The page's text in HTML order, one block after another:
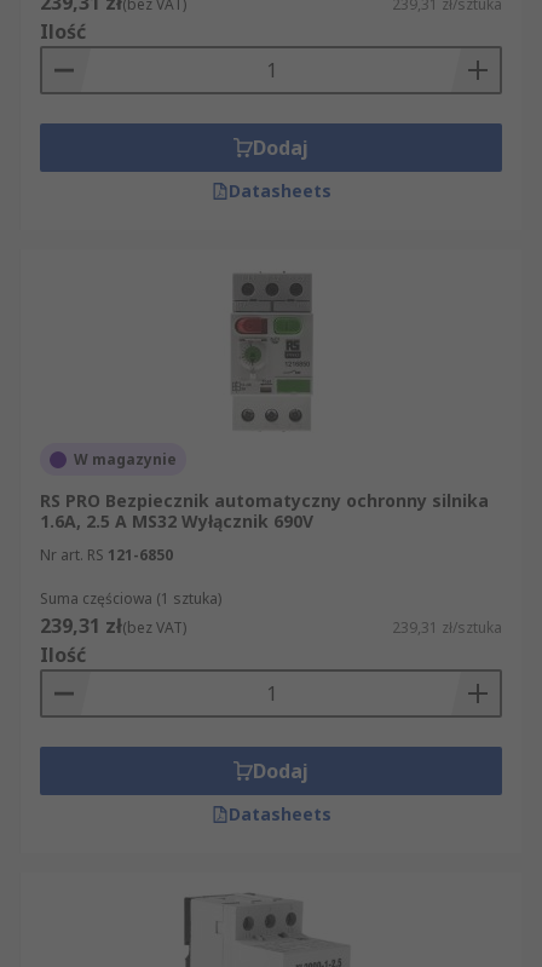
(bez VAT) 239,31 zł/sztuka
Ilość
Dodaj
Datasheets
W magazynie
RS PRO Bezpiecznik automatyczny ochronny silnika
1.6A, 2.5 A MS32 Wyłącznik 690V
Nr art. RS 121-6850
Suma częściowa (1 sztuka)
239,31 zł(bez VAT) 239,31 zł/sztuka
Ilość
Dodaj
Datasheets